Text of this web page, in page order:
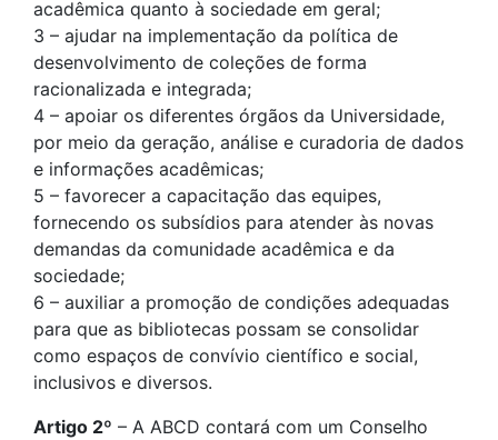
acadêmica quanto à sociedade em geral;
3 – ajudar na implementação da política de
desenvolvimento de coleções de forma
racionalizada e integrada;
4 – apoiar os diferentes órgãos da Universidade,
por meio da geração, análise e curadoria de dados
e informações acadêmicas;
5 – favorecer a capacitação das equipes,
fornecendo os subsídios para atender às novas
demandas da comunidade acadêmica e da
sociedade;
6 – auxiliar a promoção de condições adequadas
para que as bibliotecas possam se consolidar
como espaços de convívio científico e social,
inclusivos e diversos.
Artigo 2º – A ABCD contará com um Conselho